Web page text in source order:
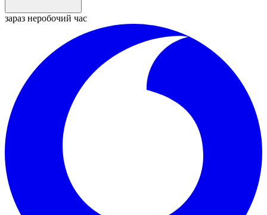
зараз неробочий час